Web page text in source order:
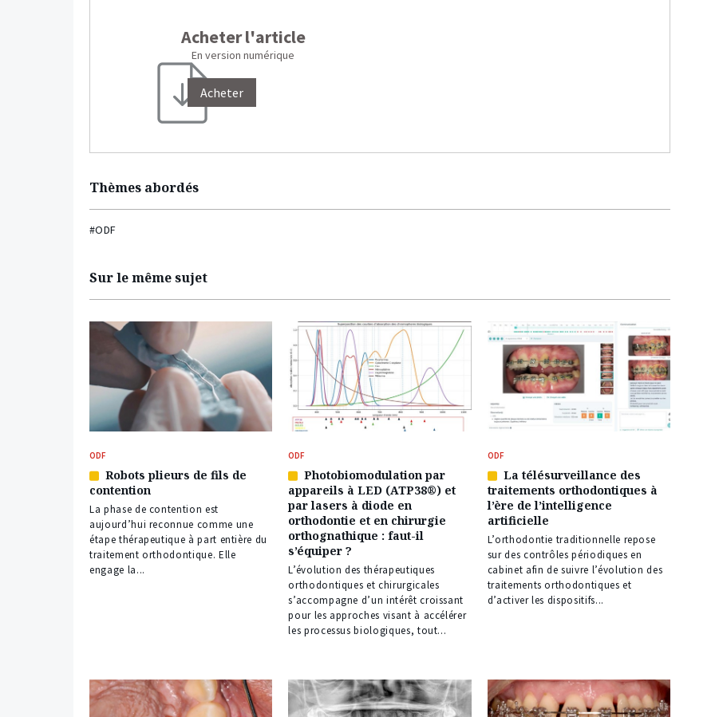
Acheter l'article
En version numérique
Acheter
Thèmes abordés
#ODF
Sur le même sujet
ODF
Article
réservé
à
nos
abonnés
Robots plieurs de fils de
contention
La phase de contention est
aujourd’hui reconnue comme une
étape thérapeutique à part entière du
traitement orthodontique. Elle
engage la...
ODF
Article
réservé
à
nos
abonnés
Photobiomodulation par
appareils à LED (ATP38®) et
par lasers à diode en
orthodontie et en chirurgie
orthognathique : faut-il
s’équiper ?
L’évolution des thérapeutiques
orthodontiques et chirurgicales
s’accompagne d’un intérêt croissant
pour les approches visant à accélérer
les processus biologiques, tout...
ODF
Article
réservé
à
nos
abonnés
La télésurveillance des
traitements orthodontiques à
l’ère de l’intelligence
artificielle
L’orthodontie traditionnelle repose
sur des contrôles périodiques en
cabinet afin de suivre l’évolution des
traitements orthodontiques et
d’activer les dispositifs...